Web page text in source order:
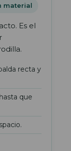
material
Es el
recta y
que